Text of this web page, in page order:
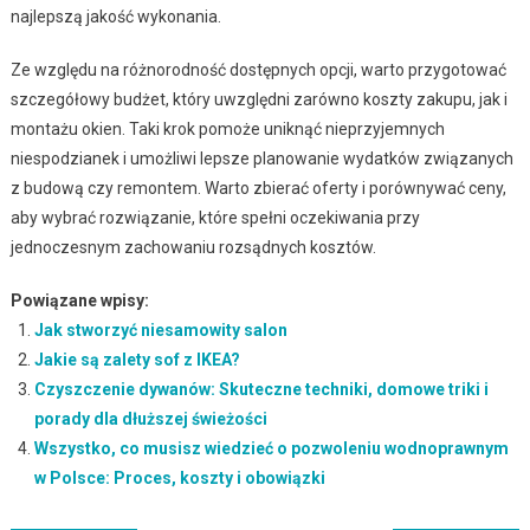
najlepszą jakość wykonania.
Ze względu na różnorodność dostępnych opcji, warto przygotować
szczegółowy budżet, który uwzględni zarówno koszty zakupu, jak i
montażu okien. Taki krok pomoże uniknąć nieprzyjemnych
niespodzianek i umożliwi lepsze planowanie wydatków związanych
z budową czy remontem. Warto zbierać oferty i porównywać ceny,
aby wybrać rozwiązanie, które spełni oczekiwania przy
jednoczesnym zachowaniu rozsądnych kosztów.
Powiązane wpisy:
Jak stworzyć niesamowity salon
Jakie są zalety sof z IKEA?
Czyszczenie dywanów: Skuteczne techniki, domowe triki i
porady dla dłuższej świeżości
Wszystko, co musisz wiedzieć o pozwoleniu wodnoprawnym
w Polsce: Proces, koszty i obowiązki